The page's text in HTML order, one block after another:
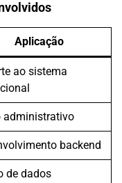
Aplicação
ao sistema
administrativo
backend
de dados